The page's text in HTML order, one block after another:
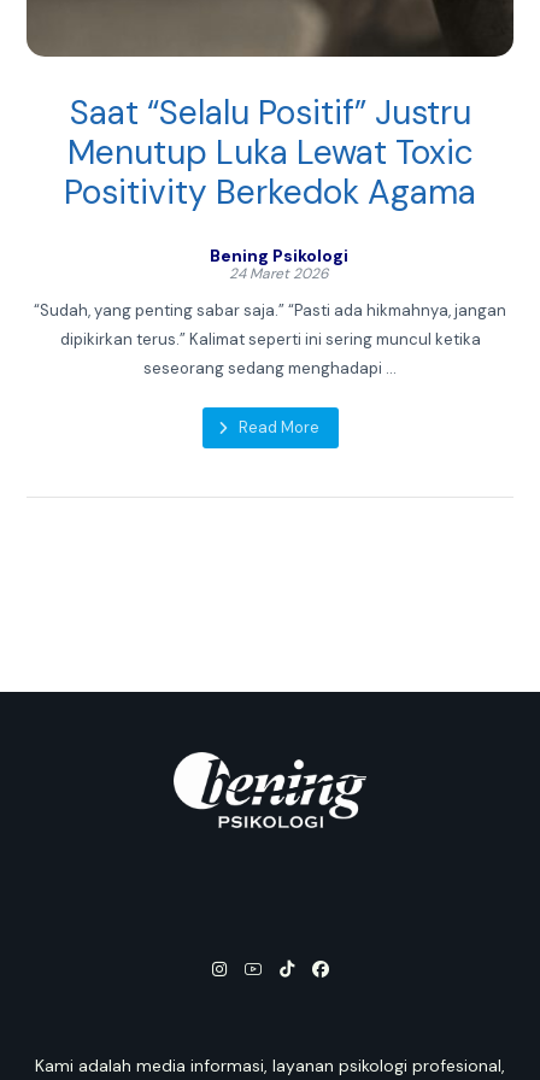
Saat “Selalu Positif” Justru
Menutup Luka Lewat Toxic
Positivity Berkedok Agama
Bening Psikologi
24 Maret 2026
“Sudah, yang penting sabar saja.” “Pasti ada hikmahnya, jangan
dipikirkan terus.” Kalimat seperti ini sering muncul ketika
seseorang sedang menghadapi ...
Read More
Kami adalah media informasi, layanan psikologi profesional,